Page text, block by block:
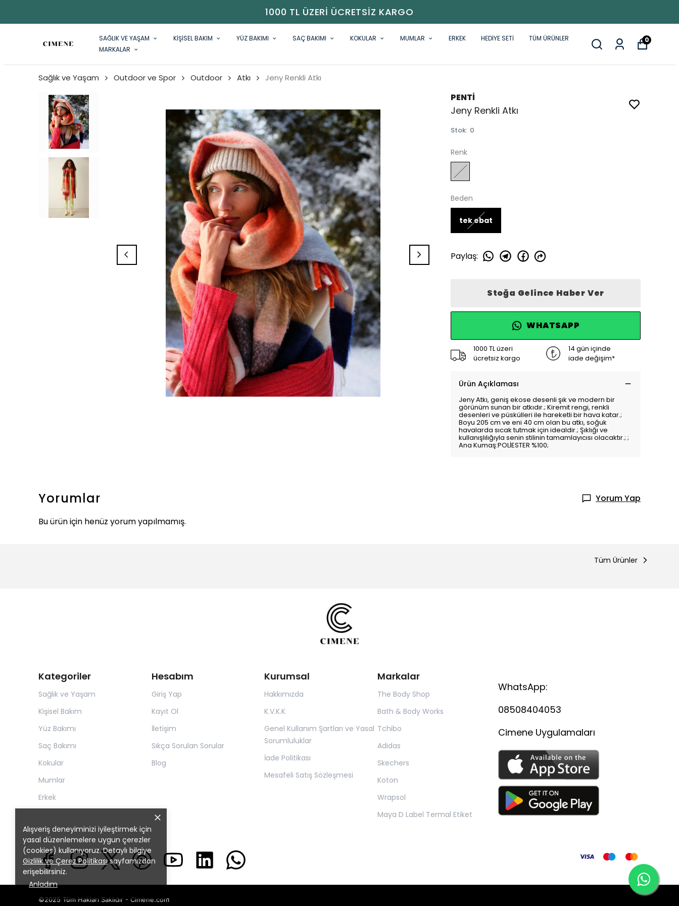
1000 TL ÜZERI ÜCRETSIZ KARGO
SAĞLIK VE YAŞAM KİŞİSEL BAKIM YÜZ BAKIMI SAÇ BAKIMI KOKULAR MUMLAR ERKEK HEDİYE SETİ
TÜM ÜRÜNLER
MARKALAR
0
Alışveriş deneyiminizi iyileştirmek için
yasal düzenlemelere uygun çerezler
(cookies) kullanıyoruz. Detaylı bilgiye
Gizlilik ve Çerez Politikası sayfamızdan
erişebilirsiniz.
Anladım
Sağlık ve Yaşam Outdoor ve Spor Outdoor Atkı Jeny Renkli Atkı
PENTİ
Jeny Renkli Atkı
Stok: 0
Renk
Beden
tek ebat
Paylaş:
Stoğa Gelince Haber Ver
WHATSAPP
1000 TL üzeri
ücretsiz kargo
14 gün içinde
iade değişim*
Ürün Açıklaması
Jeny Atkı, geniş ekose desenli şık ve modern bir
görünüm sunan bir atkıdır.; Kiremit rengi, renkli
desenleri ve püskülleri ile hareketli bir hava katar.;
Boyu 205 cm ve eni 40 cm olan bu atkı, soğuk
havalarda sıcak tutmak için idealdir.; Şıklığı ve
kullanışlılığıyla senin stilinin tamamlayıcısı olacaktır.; ;
Ana Kumaş:POLİESTER %100;
Yorumlar
Yorum Yap
Bu ürün için henüz yorum yapılmamış.
Tüm Ürünler
Kategoriler
Sağlık ve Yaşam
Kişisel Bakım
Yüz Bakımı
Saç Bakımı
Kokular
Mumlar
Erkek
Hesabım
Giriş Yap
Kayıt Ol
İletişim
Sıkça Sorulan Sorular
Blog
Kurumsal
Hakkımızda
K.V.K.K
Genel Kullanım Şartları ve Yasal
Sorumluluklar
İade Politikası
Mesafeli Satış Sözleşmesi
Markalar
The Body Shop
Bath & Body Works
Tchibo
Adidas
Skechers
Koton
Wrapsol
Maya D Label Termal Etiket
WhatsApp:
08508404053
Cimene Uygulamaları
©2025 Tüm Hakları Saklıdır - Cimene.com